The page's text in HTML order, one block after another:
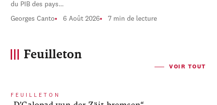
du PIB des pays…
Georges Canto 6 Août 2026 7 min de lecture
Feuilleton
VOIR TOUT
FEUILLETON